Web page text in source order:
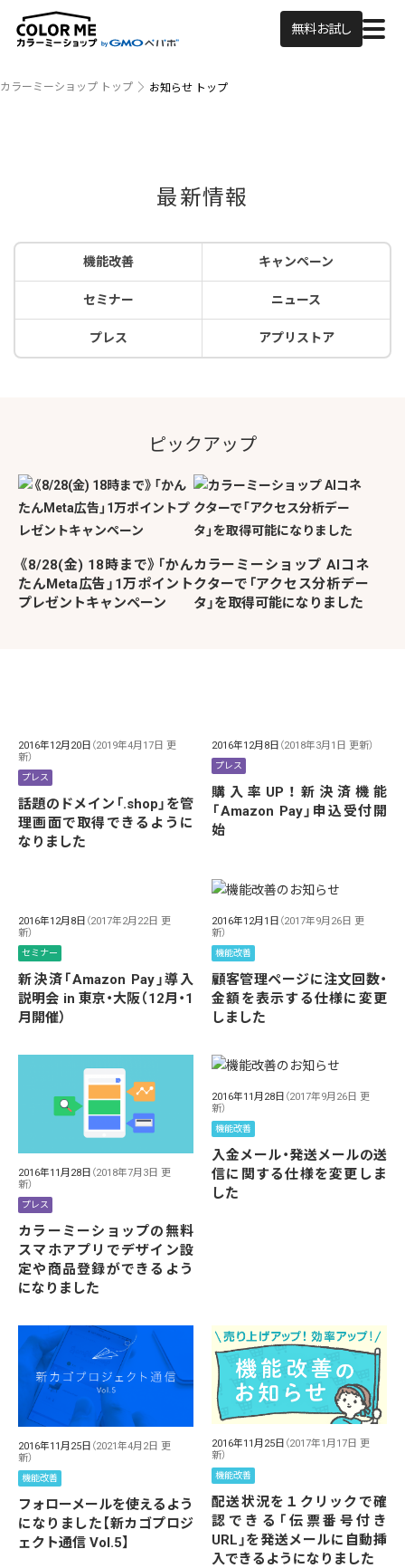
無料お試し
カラーミーショップ トップ お知らせ トップ
最新情報
機能改善 キャンペーン
セミナー ニュース
プレス アプリストア
ピックアップ
《8/28(金) 18時まで》「かん
たんMeta広告」1万ポイント
プレゼントキャンペーン
カラーミーショップ AIコネ
クターで「アクセス分析デー
タ」を取得可能になりました
2016年12月20日 （2019年4月17日 更
新）
プレス
話題のドメイン「.shop」を管
理画面で取得できるように
なりました
2016年12月8日 （2018年3月1日 更新）
プレス
購入率UP！新決済機能
「Amazon Pay」申込受付開
始
2016年12月8日 （2017年2月22日 更
新）
セミナー
新決済「Amazon Pay」導入
説明会 in 東京・大阪（12月・1
月開催）
2016年12月1日 （2017年9月26日 更
新）
機能改善
顧客管理ページに注文回数・
金額を表示する仕様に変更
しました
2016年11月28日 （2018年7月3日 更
新）
プレス
カラーミーショップの無料
スマホアプリでデザイン設
定や商品登録ができるよう
になりました
2016年11月28日 （2017年9月26日 更
新）
機能改善
入金メール・発送メールの送
信に関する仕様を変更しま
した
2016年11月25日 （2021年4月2日 更
新）
機能改善
フォローメールを使えるよう
になりました【新カゴプロジ
ェクト通信 Vol.5】
2016年11月25日 （2017年1月17日 更
新）
機能改善
配送状況を１クリックで確
認できる「伝票番号付き
URL」を発送メールに自動挿
入できるようになりました